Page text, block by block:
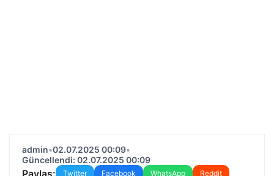
admin•02.07.2025 00:09•
Güncellendi: 02.07.2025 00:09
Paylaş: Twitter Facebook WhatsApp
Reddit